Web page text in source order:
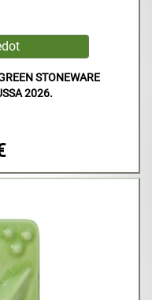
STONEWARE
2026.